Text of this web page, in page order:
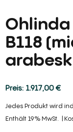
Ohlinda
B118
1.917,00€
Jedes Produkt wird
Enthält 19% MwSt.